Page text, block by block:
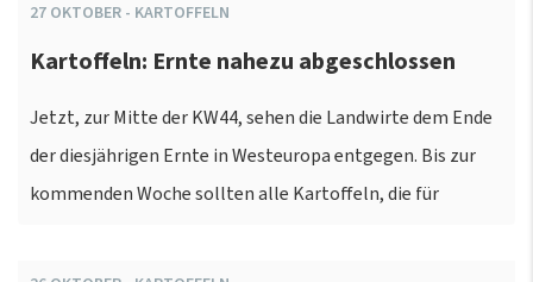
27 OKTOBER - KARTOFFELN
Kartoffeln: Ernte nahezu abgeschlossen
Jetzt, zur Mitte der KW44, sehen die Landwirte dem Ende
der diesjährigen Ernte in Westeuropa entgegen. Bis zur
kommenden Woche sollten alle Kartoffeln, die für